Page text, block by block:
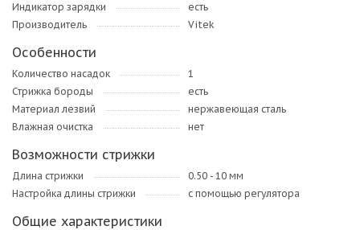
Индикатор зарядки
есть
Производитель
Vitek
Особенности
Количество насадок
1
Стрижка бороды
есть
Материал лезвий
нержавеющая сталь
Влажная очистка
нет
Возможности стрижки
Длина стрижки
0.50 - 10 мм
Настройка длины стрижки
с помощью регулятора
Общие характеристики